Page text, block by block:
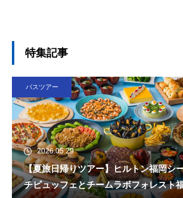
特集記事
バスツアー
2026.05.29
【夏旅日帰りツアー】ヒルトン福岡シ
チビュッフェとチームラボフォレスト